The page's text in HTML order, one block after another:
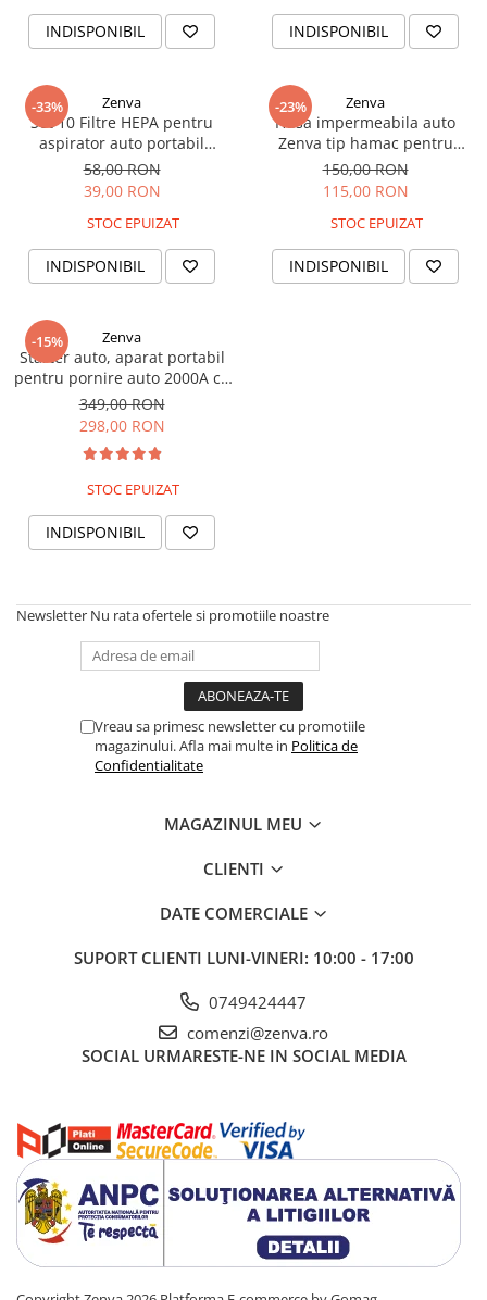
INDISPONIBIL INDISPONIBIL
-33% Zenva
Set 10 Filtre HEPA pentru
aspirator auto portabil
18000Pa
58,00 RON
39,00 RON
STOC EPUIZAT
INDISPONIBIL
-23% Zenva
Husa impermeabila auto
Zenva tip hamac pentru
animale - protectie spate
masina
150,00 RON
115,00 RON
STOC EPUIZAT
INDISPONIBIL
-15% Zenva
Starter auto, aparat portabil
pentru pornire auto 2000A cu
Compresor 10 bari/150 PSI si
baterie externa 14000 mAh -
1
349,00 RON
298,00 RON
STOC EPUIZAT
INDISPONIBIL
Newsletter Nu rata ofertele si promotiile noastre
Vreau sa primesc newsletter cu promotiile
magazinului. Afla mai multe in Politica de
Confidentialitate
MAGAZINUL MEU
CLIENTI
DATE COMERCIALE
SUPORT CLIENTI LUNI-VINERI: 10:00 - 17:00
0749424447
comenzi@zenva.ro
SOCIAL URMARESTE-NE IN SOCIAL MEDIA